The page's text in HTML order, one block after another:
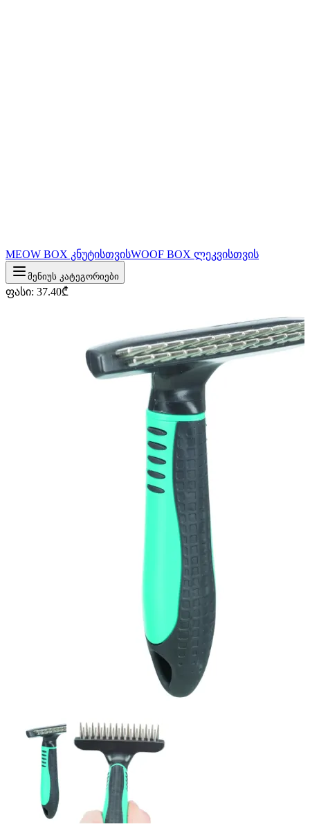
MEOW BOX კნუტისთვისWOOF BOX ლეკვისთვის
მენიუს კატეგორიები
ფასი: 37.40₾